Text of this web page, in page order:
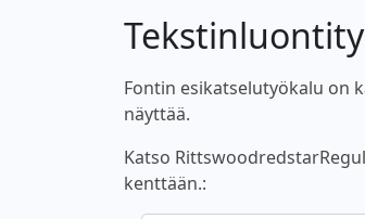
Fontin esikatselutyökalu on
näyttää.
Katso
kenttään.: